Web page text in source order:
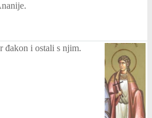
đakon i ostali s njim.